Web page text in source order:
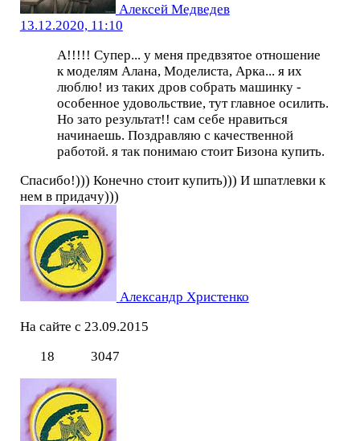
Алексей Медведев
13.12.2020, 11:10
А!!!!! Супер... у меня предвзятое отношение
к моделям Алана, Моделиста, Арка... я их
люблю! из таких дров собрать машинку -
особенное удовольствие, тут главное осилить.
Но зато результат!! сам себе нравиться
начинаешь. Поздравляю с качественной
работой. я так понимаю стоит Бизона купить.
Спасибо!))) Конечно стоит купить))) И шпатлевки к
нем в придачу)))
Александр Христенко
На сайте с 23.09.2015
18
3047